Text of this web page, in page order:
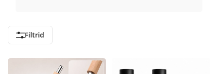
Filtrid